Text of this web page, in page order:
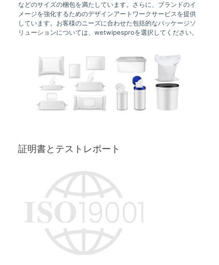
などのサイズの梱包を満たしています。さらに、ブランドのイ
メージを強化するためのデザインアートワークサービスを提供
しています。お客様のニーズに合わせた包括的なパッケージソ
リューションについては、wetwipesproを選択してください。
証明書とテストレポート